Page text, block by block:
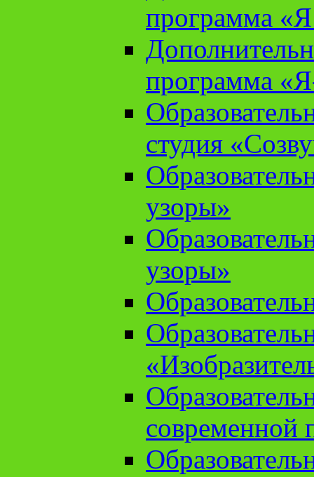
программа «Я
программа
студия
узоры»
узоры»
современной